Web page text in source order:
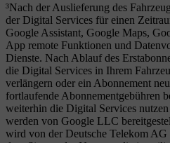
³Nach der Auslieferung des
der Digital Services für einen
Google Assistant, Google Maps,
App remote Funktionen und
Dienste. Nach Ablauf des
die Digital Services in Ihrem
verlängern oder ein Abonnement
fortlaufende Abonnementgebühren
weiterhin die Digital Services
werden von Google LLC
wird von der Deutsche Telekom AG